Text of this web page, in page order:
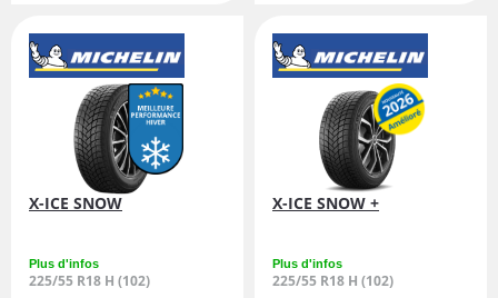
X-ICE SNOW
Plus d'infos
225/55 R18 H (102)
X-ICE SNOW +
Plus d'infos
225/55 R18 H (102)